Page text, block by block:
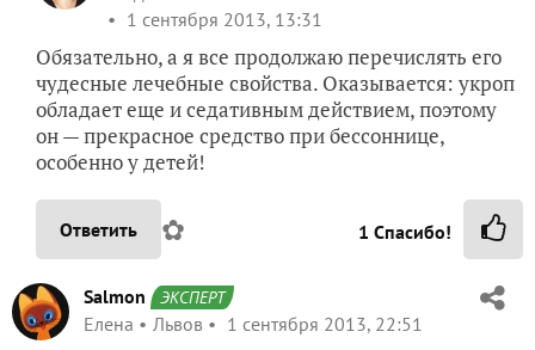
1 сентября 2013, 13:31
Обязательно, а я все продолжаю перечислять его
чудесные лечебные свойства. Оказывается: укроп
обладает еще и седативным действием, поэтому
он — прекрасное средство при бессоннице,
особенно у детей!
Ответить ✿ 1 Спасибо!
Salmon ЭКСПЕРТ
Елена Львов 1 сентября 2013, 22:51